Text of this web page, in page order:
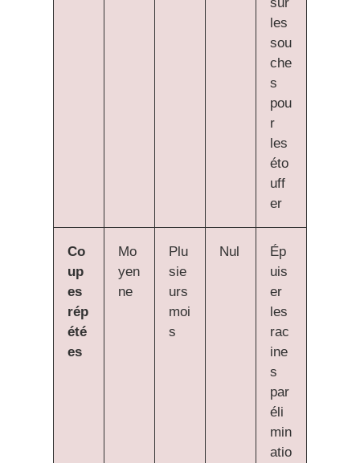
les
sou
che
s
pou
r
les
éto
uff
er
Co
up
es
rép
été
es
Mo
yen
ne
Plu
sie
urs
moi
s
Nul
Ép
uis
er
les
rac
ine
s
par
éli
min
atio